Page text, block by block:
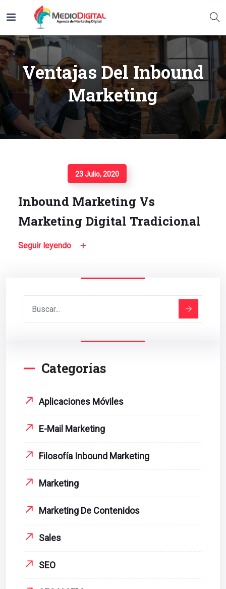
Ventajas Del Inbound
Marketing
23 Julio, 2020
Inbound Marketing Vs
Marketing Digital Tradicional
Seguir leyendo
Categorías
Aplicaciones Móviles
E-Mail Marketing
Filosofía Inbound Marketing
Marketing
Marketing De Contenidos
Sales
SEO